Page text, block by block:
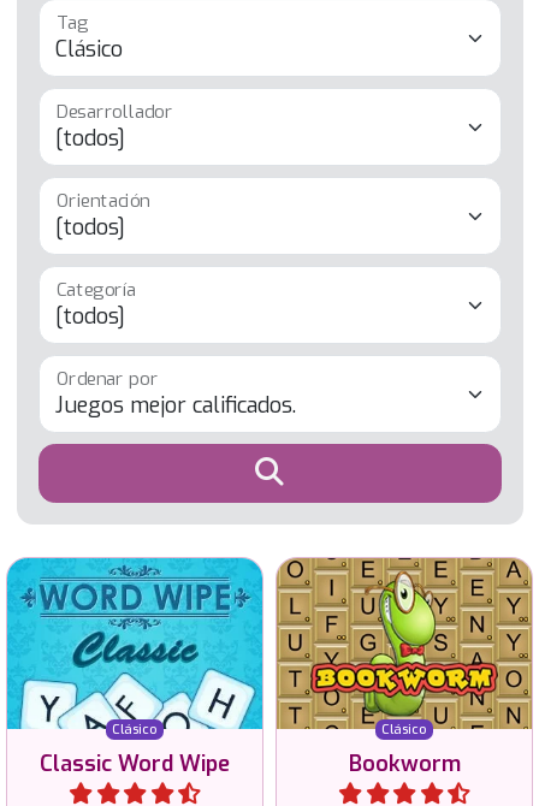
Desarrollador
Orientación
Categoría
Ordenar por
Clásico
Classic Word Wipe
Une letras y crea palabras
válidas en este juego
clásico "Word wipe".
Jugar
Clásico
Bookworm
Juego clásico de palabras,
forma palabras en inglés
con las letras de la grilla.
Jugar